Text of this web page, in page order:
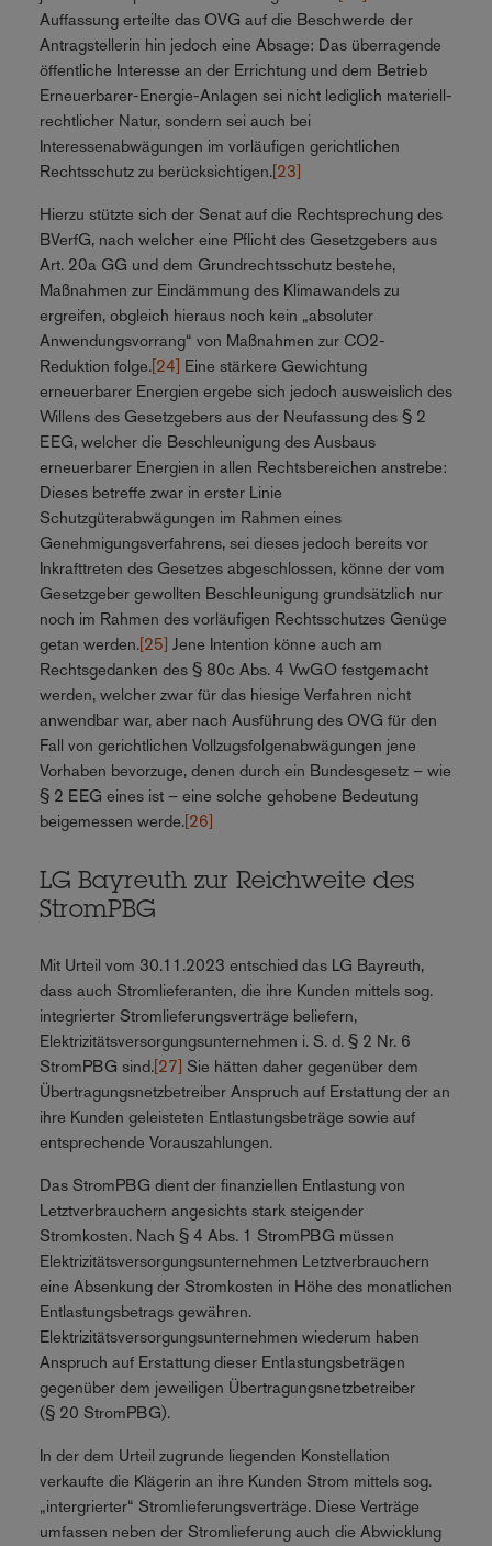
Auffassung erteilte das OVG auf die Beschwerde der
Antragstellerin hin jedoch eine Absage: Das überragende
öffentliche Interesse an der Errichtung und dem Betrieb
Erneuerbarer-Energie-Anlagen sei nicht lediglich materiell-
rechtlicher Natur, sondern sei auch bei
Interessenabwägungen im vorläufigen gerichtlichen
Rechtsschutz zu berücksichtigen.[23]
Hierzu stützte sich der Senat auf die Rechtsprechung des
BVerfG, nach welcher eine Pflicht des Gesetzgebers aus
Art. 20a GG und dem Grundrechtsschutz bestehe,
Maßnahmen zur Eindämmung des Klimawandels zu
ergreifen, obgleich hieraus noch kein „absoluter
Anwendungsvorrang“ von Maßnahmen zur CO2-
Reduktion folge.[24] Eine stärkere Gewichtung
erneuerbarer Energien ergebe sich jedoch ausweislich des
Willens des Gesetzgebers aus der Neufassung des § 2
EEG, welcher die Beschleunigung des Ausbaus
erneuerbarer Energien in allen Rechtsbereichen anstrebe:
Dieses betreffe zwar in erster Linie
Schutzgüterabwägungen im Rahmen eines
Genehmigungsverfahrens, sei dieses jedoch bereits vor
Inkrafttreten des Gesetzes abgeschlossen, könne der vom
Gesetzgeber gewollten Beschleunigung grundsätzlich nur
noch im Rahmen des vorläufigen Rechtsschutzes Genüge
getan werden.[25] Jene Intention könne auch am
Rechtsgedanken des § 80c Abs. 4 VwGO festgemacht
werden, welcher zwar für das hiesige Verfahren nicht
anwendbar war, aber nach Ausführung des OVG für den
Fall von gerichtlichen Vollzugsfolgenabwägungen jene
Vorhaben bevorzuge, denen durch ein Bundesgesetz – wie
§ 2 EEG eines ist – eine solche gehobene Bedeutung
beigemessen werde.[26]
LG Bayreuth zur Reichweite des
StromPBG
Mit Urteil vom 30.11.2023 entschied das LG Bayreuth,
dass auch Stromlieferanten, die ihre Kunden mittels sog.
integrierter Stromlieferungsverträge beliefern,
Elektrizitätsversorgungsunternehmen i. S. d. § 2 Nr. 6
StromPBG sind.[27] Sie hätten daher gegenüber dem
Übertragungsnetzbetreiber Anspruch auf Erstattung der an
ihre Kunden geleisteten Entlastungsbeträge sowie auf
entsprechende Vorauszahlungen.
Das StromPBG dient der finanziellen Entlastung von
Letztverbrauchern angesichts stark steigender
Stromkosten. Nach § 4 Abs. 1 StromPBG müssen
Elektrizitätsversorgungsunternehmen Letztverbrauchern
eine Absenkung der Stromkosten in Höhe des monatlichen
Entlastungsbetrags gewähren.
Elektrizitätsversorgungsunternehmen wiederum haben
Anspruch auf Erstattung dieser Entlastungsbeträgen
gegenüber dem jeweiligen Übertragungsnetzbetreiber
(§ 20 StromPBG).
In der dem Urteil zugrunde liegenden Konstellation
verkaufte die Klägerin an ihre Kunden Strom mittels sog.
„intergrierter“ Stromlieferungsverträge. Diese Verträge
umfassen neben der Stromlieferung auch die Abwicklung